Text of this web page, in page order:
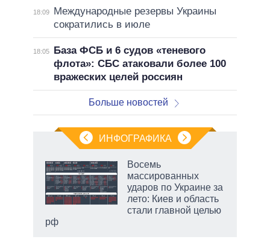
18:09
Международные резервы Украины
сократились в июле
18:05
База ФСБ и 6 судов «теневого
флота»: СБС атаковали более 100
вражеских целей россиян
Больше новостей
ИНФОГРАФИКА
Восемь
массированных
ударов по Украине за
лето: Киев и область
стали главной целью
рф